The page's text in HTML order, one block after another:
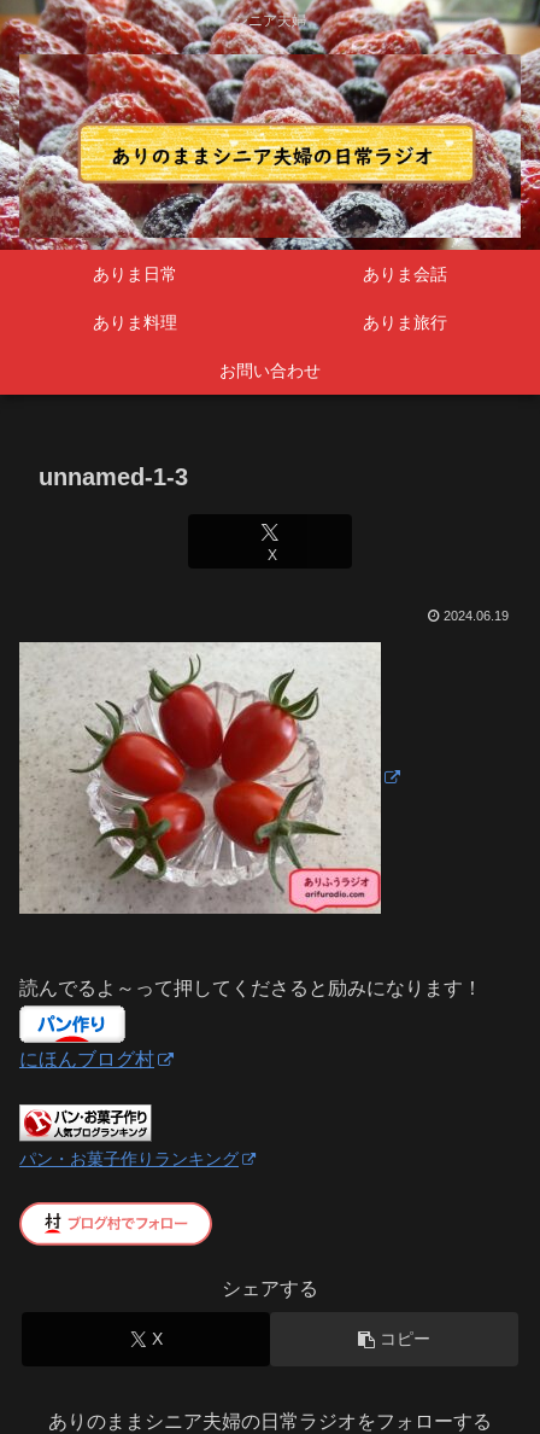
シニア夫婦
ありま日常 ありま会話
ありま料理 ありま旅行
お問い合わせ
unnamed-1-3
X
2024.06.19
読んでるよ～って押してくださると励みになります！
にほんブログ村
パン・お菓子作りランキング
シェアする
X コピー
ありのままシニア夫婦の日常ラジオをフォローする